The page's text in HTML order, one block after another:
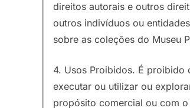
direitos autorais e outros
outros indivíduos ou
sobre as coleções do Museu
4. Usos Proibidos. É proibido
executar ou utilizar ou
propósito comercial ou com